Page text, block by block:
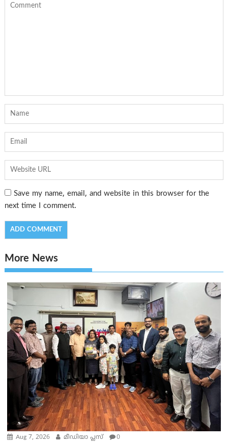
Save my name, email, and website in this browser for the
next time I comment.
More News
Aug 7, 2026 മീഡിയാ പ്ലസ് 0